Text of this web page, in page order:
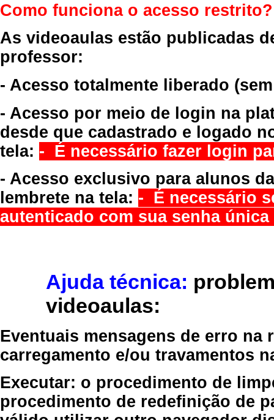
Como funciona o acesso restrito?
As videoaulas estão publicadas
professor:
- Acesso totalmente liberado
- Acesso por meio de login na
desde que cadastrado e logado
tela: - É necessário fazer login
- Acesso exclusivo para alunos
lembrete na tela: - É necessário
autenticado com sua senha
Ajuda técnica:
videoaulas:
Eventuais mensagens de erro
carregamento e/ou travamentos
Executar: o procedimento de
procedimento de redefinição de